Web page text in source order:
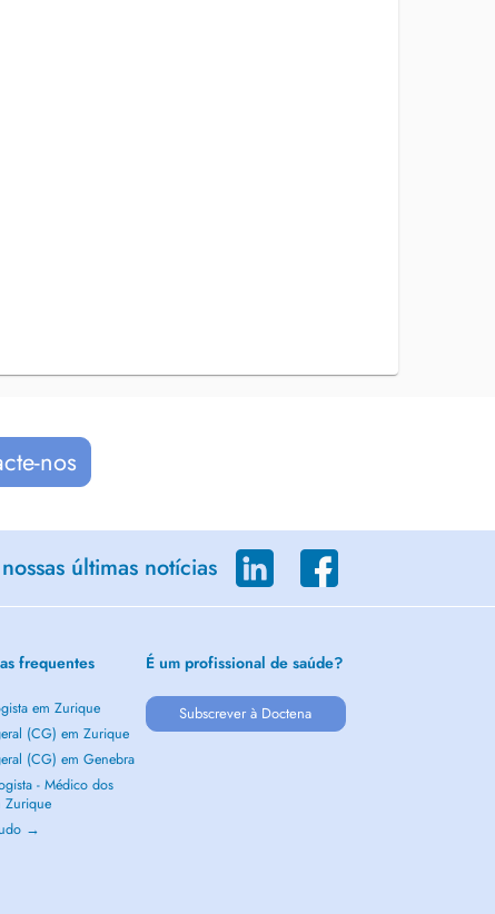
nos
últimas notícias
frequentes
em Zurique
(CG) em Zurique
(CG) em Genebra
- Médico dos
Zurique
→
É um profissional de saúde?
Subscrever à Doctena